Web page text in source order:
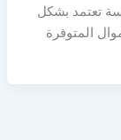
تعتمد بشكل
المتوفرة